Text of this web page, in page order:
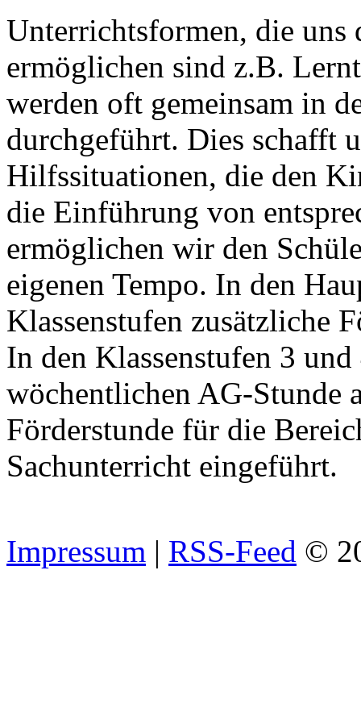
Unterrichtsformen, die
ermöglichen sind z.B.
werden oft gemeinsam in
durchgeführt. Dies schafft
Hilfssituationen, die den
die Einführung von
ermöglichen wir den
eigenen Tempo. In den
Klassenstufen zusätzliche
In den Klassenstufen 3
wöchentlichen AG-Stunde
Förderstunde für die
Sachunterricht eingeführt.
Impressum | RSS-Feed ©